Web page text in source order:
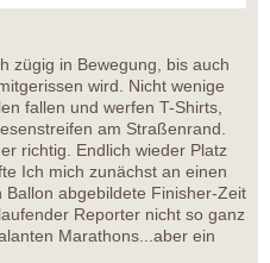
zügig in Bewegung, bis auch
wird. Nicht wenige
fallen und werfen T-Shirts,
am Straßenrand.
richtig. Endlich wieder Platz
Ich mich zunächst an einen
abgebildete Finisher-Zeit
Reporter nicht so ganz
Marathons...aber ein